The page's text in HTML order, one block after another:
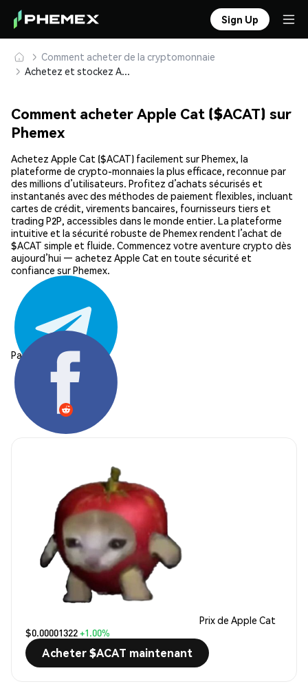
Sign Up
Comment acheter de la cryptomonnaie
Achetez et stockez Apple Cat ($ACAT) en toute sécurité
Comment acheter Apple Cat ($ACAT) sur
Phemex
Achetez Apple Cat ($ACAT) facilement sur Phemex, la
plateforme de crypto-monnaies la plus efficace, reconnue par
des millions d’utilisateurs. Profitez d’achats sécurisés et
instantanés avec des méthodes de paiement flexibles, incluant
cartes de crédit, virements bancaires, fournisseurs tiers et
trading P2P, accessibles dans le monde entier. La plateforme
intuitive et la sécurité robuste de Phemex rendent l’achat de
$ACAT simple et fluide. Commencez votre aventure crypto dès
aujourd’hui — achetez Apple Cat en toute sécurité et
confiance sur Phemex.
Partager:
Prix de Apple Cat
$0.00001322+1.00%
Acheter $ACAT maintenant